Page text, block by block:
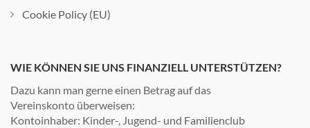
Cookie Policy (EU)
WIE KÖNNEN SIE UNS FINANZIELL UNTERSTÜTZEN?
Dazu kann man gerne einen Betrag auf das
Vereinskonto überweisen:
Kontoinhaber: Kinder-, Jugend- und Familienclub